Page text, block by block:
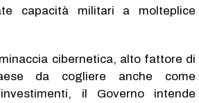
capacità militari a molteplice
cibernetica, alto fattore di
da cogliere anche come
il Governo intende